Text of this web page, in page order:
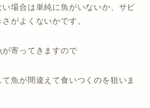
場合は単純に魚がいないか、サビ
がよくないかです。
寄ってきますので
魚が間違えて食いつくのを狙いま